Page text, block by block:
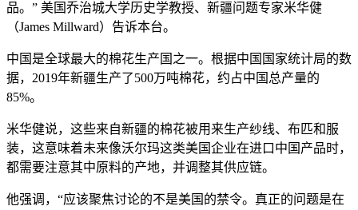
品。” 美国乔治城大学历史学教授、新疆问题专家米华健
（James Millward）告诉本台。
中国是全球最大的棉花生产国之一。根据中国国家统计局的数
据，2019年新疆生产了500万吨棉花，约占中国总产量的
85%。
米华健说，这些来自新疆的棉花被用来生产纱线、布匹和服
装，这意味着未来像沃尔玛这类美国企业在进口中国产品时，
都需要注意其中原料的产地，并调整其供应链。
他强调，“应该聚焦讨论的不是美国的禁令。真正的问题是在